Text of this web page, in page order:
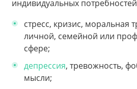
индивидуальных
стресс, кризис, моральная
личной, семейной или
сфере;
депрессия, тревожность,
мысли;